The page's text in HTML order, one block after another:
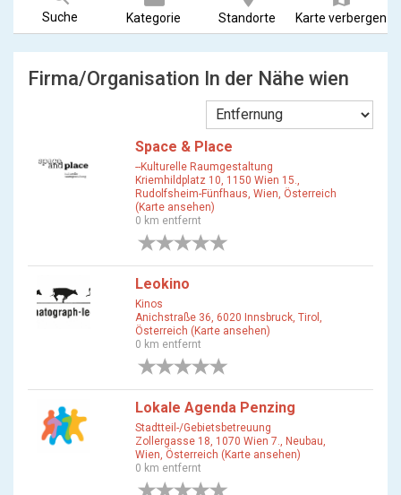
Suche Kategorie Standorte Karte verbergen
Firma/Organisation In der Nähe wien
Space & Place
--Kulturelle Raumgestaltung
Kriemhildplatz 10, 1150 Wien 15.,
Rudolfsheim-Fünfhaus, Wien, Österreich
(Karte ansehen)
0 km entfernt
Leokino
Kinos
Anichstraße 36, 6020 Innsbruck, Tirol,
Österreich (Karte ansehen)
0 km entfernt
Lokale Agenda Penzing
Stadtteil-/Gebietsbetreuung
Zollergasse 18, 1070 Wien 7., Neubau,
Wien, Österreich (Karte ansehen)
0 km entfernt